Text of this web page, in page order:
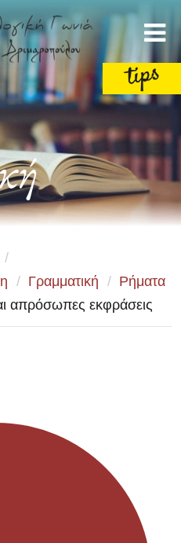
/
/ Γραμματική / Ρήματα
απρόσωπες εκφράσεις